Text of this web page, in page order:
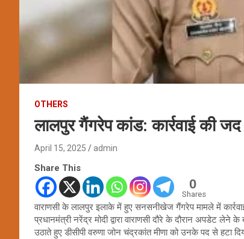
OTHERS
लालपुर गैंगरेप कांड: कार्रवाई की
April 15, 2025 admin
Share This
0
Shares
वाराणसी के लालपुर इलाके में हुए सनसनीखेज गैंगरेप मामले में
प्रधानमंत्री नरेंद्र मोदी द्वारा वाराणसी दौरे के दौरान अपडेट
उठाते हुए डीसीपी वरुणा जोन चंद्रकांत मीणा को उनके पद से हटा